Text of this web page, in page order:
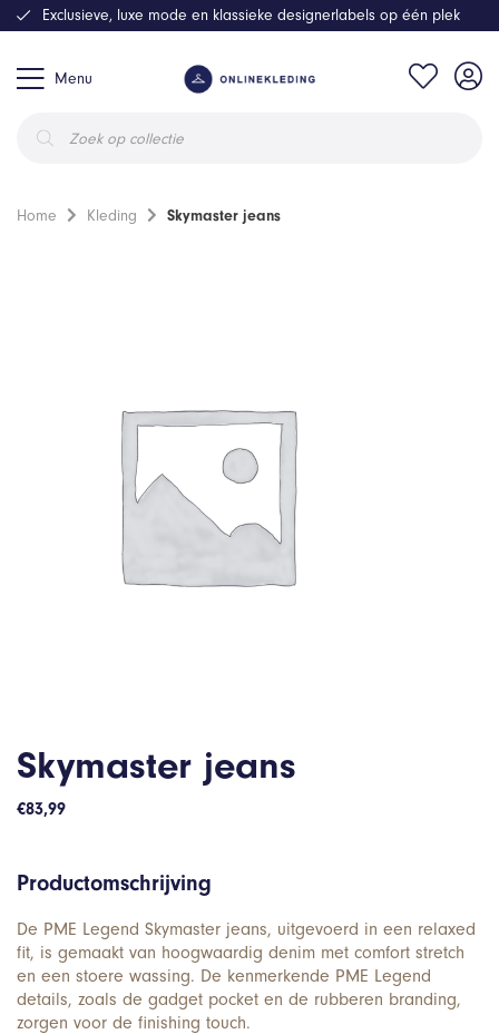
Menu
zoeken
Exclusieve, luxe mode en klassieke designerlabels op één plek
Home Kleding Skymaster jeans
Skymaster jeans
€83,99
Productomschrijving
De PME Legend Skymaster jeans, uitgevoerd in een relaxed
fit, is gemaakt van hoogwaardig denim met comfort stretch
en een stoere wassing. De kenmerkende PME Legend
details, zoals de gadget pocket en de rubberen branding,
zorgen voor de finishing touch.